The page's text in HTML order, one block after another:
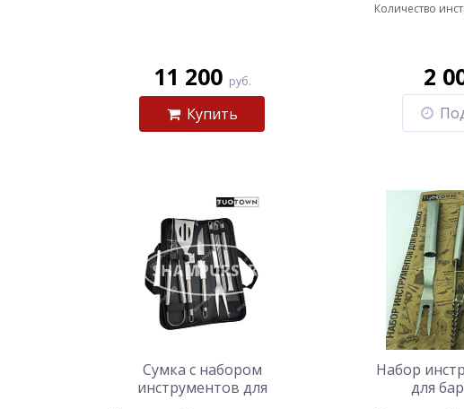
11 200 руб.
Купить
Количество
2
Сумка с набором
инструментов для
Набор
для